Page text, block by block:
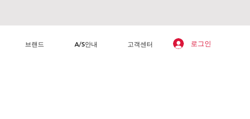
브랜드 A/S안내 고객센터 로그인